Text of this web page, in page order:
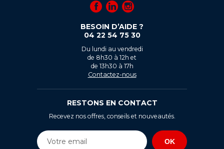
BESOIN D’AIDE ?
04 22 54 75 30
Du lundi au vendredi
de 8h30 à 12h et
de 13h30 à 17h
Contactez-nous
RESTONS EN CONTACT
Recevez nos offres, conseils et nouveautés.